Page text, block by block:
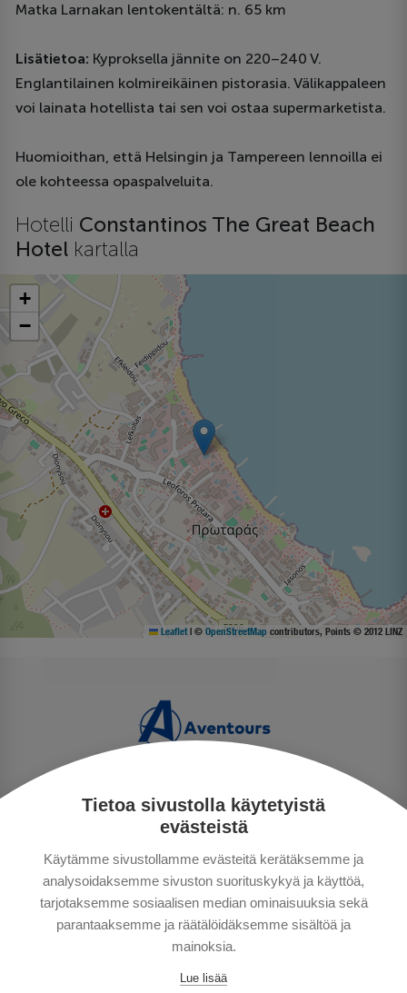
Tietoa sivustolla käytetyistä
evästeistä
Käytämme sivustollamme evästeitä kerätäksemme ja
analysoidaksemme sivuston suorituskykyä ja käyttöä,
tarjotaksemme sosiaalisen median ominaisuuksia sekä
parantaaksemme ja räätälöidäksemme sisältöä ja
mainoksia.
Lue lisää
Matka Larnakan lentokentältä: n. 65 km
Lisätietoa: Kyproksella jännite on 220–240 V.
Englantilainen kolmireikäinen pistorasia. Välikappaleen
voi lainata hotellista tai sen voi ostaa supermarketista.
Huomioithan, että Helsingin ja Tampereen lennoilla ei
ole kohteessa opaspalveluita.
Hotelli Constantinos The Great Beach
Hotel kartalla
+
−
Leaflet | © OpenStreetMap contributors, Points © 2012 LINZ
TIETOSUOJA
MAKSUTAVAT
MATKAEHDOT
HYVÄ TIETÄÄ
YHTEYSTIEDOT